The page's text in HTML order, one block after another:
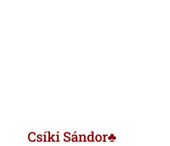
Csíki Sándor♣